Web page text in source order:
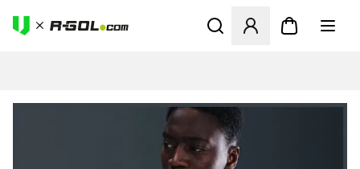
Odpre Modal za prijavo ali